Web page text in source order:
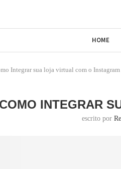
HOME
Integrar sua loja virtual com o Instagram
INTEGRAR
escrito por